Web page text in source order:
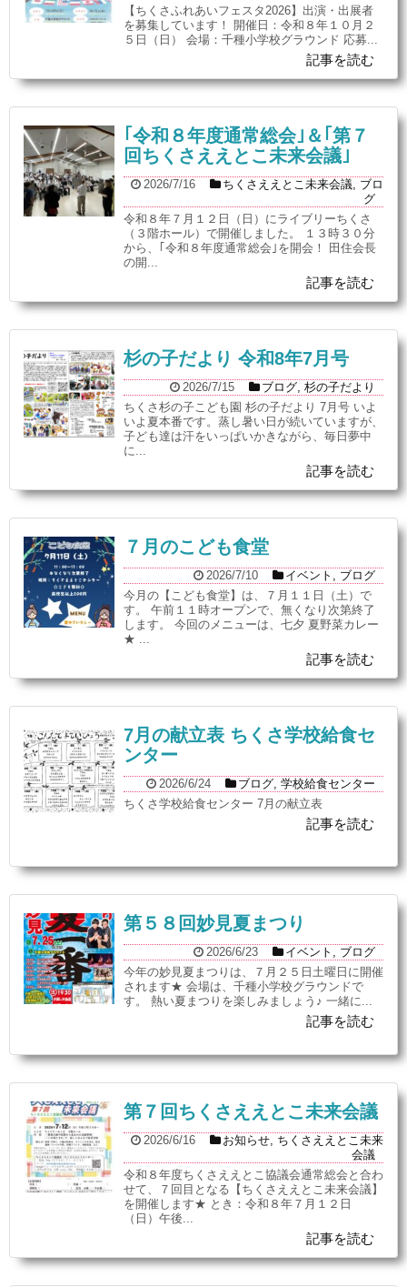
【ちくさふれあいフェスタ2026】出演・出展者
を募集しています！ 開催日：令和８年１０月２
５日（日） 会場：千種小学校グラウンド 応募...
記事を読む
｢令和８年度通常総会｣＆｢第７
回ちくさええとこ未来会議｣
2026/7/16 ちくさええとこ未来会議
ブロ
グ
令和８年７月１２日（日）にライブリーちくさ
（３階ホール）で開催しました。 １３時３０分
から、｢令和８年度通常総会｣を開会！ 田住会長
の開...
記事を読む
杉の子だより 令和8年7月号
2026/7/15 ブログ, 杉の子だより
ちくさ杉の子こども園 杉の子だより 7月号 いよ
いよ夏本番です。蒸し暑い日が続いていますが、
子ども達は汗をいっぱいかきながら、毎日夢中
に...
記事を読む
７月のこども食堂
2026/7/10 イベント
ブログ
今月の【こども食堂】は、７月１１日（土）で
す。 午前１１時オープンで、無くなり次第終了
します。 今回のメニューは、七夕 夏野菜カレー
★ ...
記事を読む
7月の献立表 ちくさ学校給食セ
ンター
2026/6/24 ブログ, 学校給食センター
ちくさ学校給食センター 7月の献立表
記事を読む
第５８回妙見夏まつり
2026/6/23 イベント
ブログ
今年の妙見夏まつりは、７月２５日土曜日に開催
されます★ 会場は、千種小学校グラウンドで
す。 熱い夏まつりを楽しみましょう♪ 一緒に...
記事を読む
第７回ちくさええとこ未来会議
2026/6/16 お知らせ ちくさええとこ未来
会議
令和８年度ちくさええとこ協議会通常総会と合わ
せて、７回目となる【ちくさええとこ未来会議】
を開催します★ とき：令和８年７月１２日
（日）午後...
記事を読む